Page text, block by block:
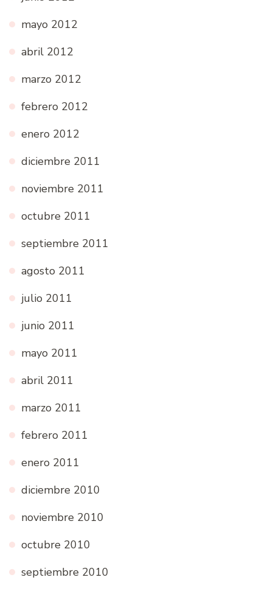
mayo 2012
abril 2012
marzo 2012
febrero 2012
enero 2012
diciembre 2011
noviembre 2011
octubre 2011
septiembre 2011
agosto 2011
julio 2011
junio 2011
mayo 2011
abril 2011
marzo 2011
febrero 2011
enero 2011
diciembre 2010
noviembre 2010
octubre 2010
septiembre 2010